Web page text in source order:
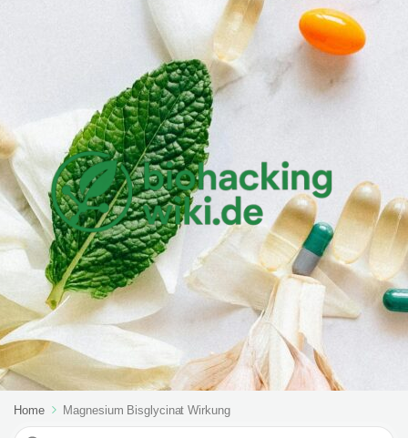
Home Magnesium Bisglycinat Wirkung
Search